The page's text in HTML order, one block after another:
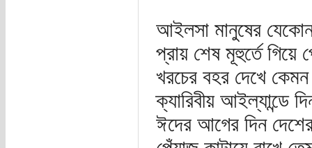
আইলসা মানুষের
প্রায় শেষ মূহুর্তে
খরচের বহর দেখে
ক্যারিবীয় আইল্যান্ডে
ঈদের আগের দিন দেশের